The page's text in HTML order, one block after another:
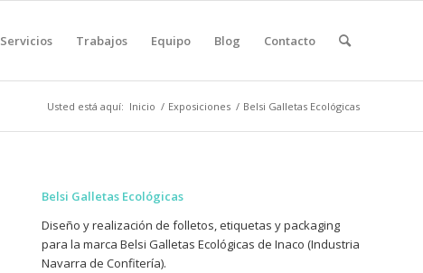
Servicios Trabajos Equipo Blog Contacto
Usted está aquí: Inicio / Exposiciones / Belsi Galletas Ecológicas
Belsi Galletas Ecológicas
Diseño y realización de folletos, etiquetas y packaging
para la marca Belsi Galletas Ecológicas de Inaco (Industria
Navarra de Confitería).